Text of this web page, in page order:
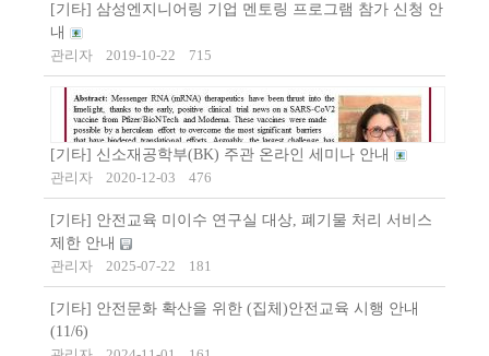
[기타] 삼성엔지니어링 기업 멘토링 프로그램 참가 신청 안
내
관리자
2019-10-22 715
[기타] 신소재공학부(BK) 주관 온라인 세미나 안내
관리자
2020-12-03 476
[기타] 안전교육 미이수 연구실 대상, 폐기물 처리 서비스
제한 안내
관리자
2025-07-22 181
[기타] 안전문화 확산을 위한 (집체)안전교육 시행 안내
(11/6)